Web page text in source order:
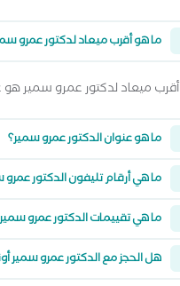
ما هو أقرب ميعاد لدكتور عمرو
أقرب ميعاد لدكتور عمرو سمير هو غداً السبت 08 اغسطس 2026 من 1:00 مساءً وتقدر تشوف كل المواعيد
ما هو عنوان الدكتور عمرو سمير؟
ما هي أرقام تليفون الدكتور
ما هي تقييمات الدكتور عمرو
هل الحجز مع الدكتور عمرو سمير